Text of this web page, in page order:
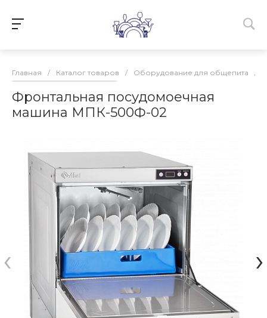
Главная / Каталог товаров / Оборудование для общепита /
Фронтальная посудомоечная
машина МПК-500Ф-02
‹ ›